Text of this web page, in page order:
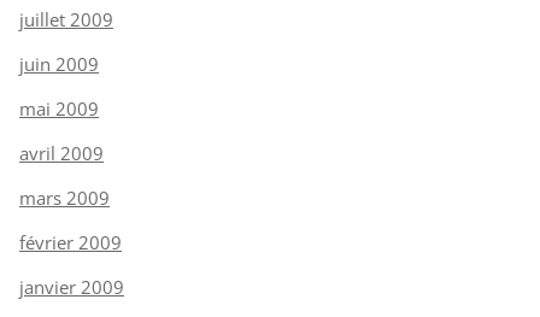
juillet 2009
juin 2009
mai 2009
avril 2009
mars 2009
février 2009
janvier 2009